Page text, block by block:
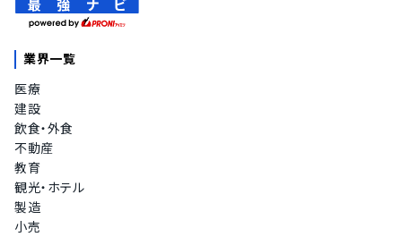
業界一覧
医療
建設
飲食・外食
不動産
教育
観光・ホテル
製造
小売